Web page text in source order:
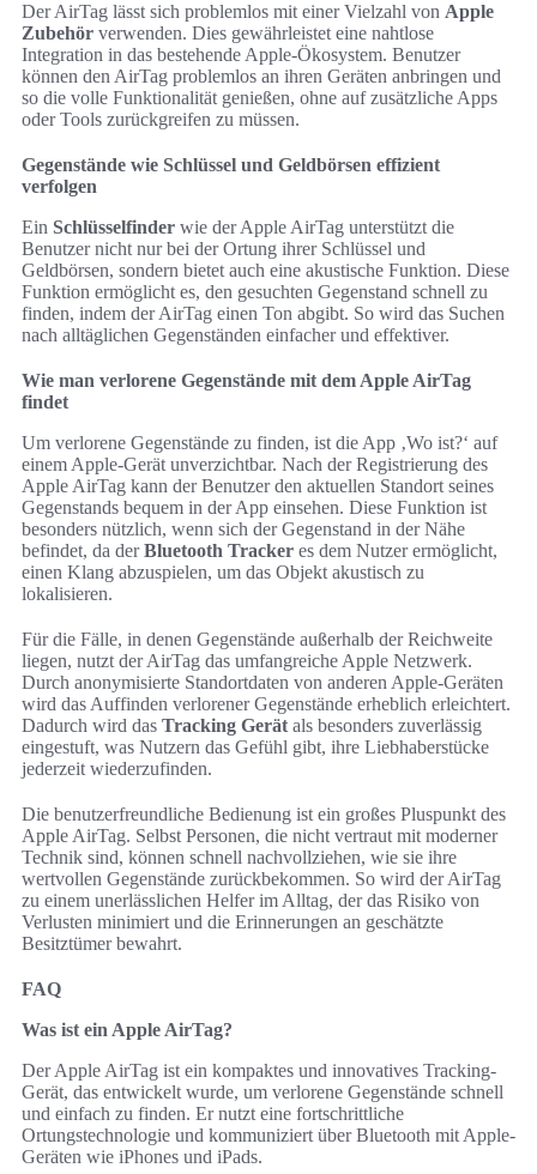
Der AirTag lässt sich problemlos mit einer Vielzahl von Apple
Zubehör verwenden. Dies gewährleistet eine nahtlose
Integration in das bestehende Apple-Ökosystem. Benutzer
können den AirTag problemlos an ihren Geräten anbringen und
so die volle Funktionalität genießen, ohne auf zusätzliche Apps
oder Tools zurückgreifen zu müssen.
Gegenstände wie Schlüssel und Geldbörsen effizient
verfolgen
Ein Schlüsselfinder wie der Apple AirTag unterstützt die
Benutzer nicht nur bei der Ortung ihrer Schlüssel und
Geldbörsen, sondern bietet auch eine akustische Funktion. Diese
Funktion ermöglicht es, den gesuchten Gegenstand schnell zu
finden, indem der AirTag einen Ton abgibt. So wird das Suchen
nach alltäglichen Gegenständen einfacher und effektiver.
Wie man verlorene Gegenstände mit dem Apple AirTag
findet
Um verlorene Gegenstände zu finden, ist die App ‚Wo ist?‘ auf
einem Apple-Gerät unverzichtbar. Nach der Registrierung des
Apple AirTag kann der Benutzer den aktuellen Standort seines
Gegenstands bequem in der App einsehen. Diese Funktion ist
besonders nützlich, wenn sich der Gegenstand in der Nähe
befindet, da derBluetooth Tracker es dem Nutzer ermöglicht,
einen Klang abzuspielen, um das Objekt akustisch zu
lokalisieren.
Für die Fälle, in denen Gegenstände außerhalb der Reichweite
liegen, nutzt der AirTag das umfangreiche Apple Netzwerk.
Durch anonymisierte Standortdaten von anderen Apple-Geräten
wird das Auffinden verlorener Gegenstände erheblich erleichtert.
Dadurch wird das Tracking Gerät als besonders zuverlässig
eingestuft, was Nutzern das Gefühl gibt, ihre Liebhaberstücke
jederzeit wiederzufinden.
Die benutzerfreundliche Bedienung ist ein großes Pluspunkt des
Apple AirTag. Selbst Personen, die nicht vertraut mit moderner
Technik sind, können schnell nachvollziehen, wie sie ihre
wertvollen Gegenstände zurückbekommen. So wird der AirTag
zu einem unerlässlichen Helfer im Alltag, der das Risiko von
Verlusten minimiert und die Erinnerungen an geschätzte
Besitztümer bewahrt.
FAQ
Was ist ein Apple AirTag?
Der Apple AirTag ist ein kompaktes und innovatives Tracking-
Gerät, das entwickelt wurde, um verlorene Gegenstände schnell
und einfach zu finden. Er nutzt eine fortschrittliche
Ortungstechnologie und kommuniziert über Bluetooth mit Apple-
Geräten wie iPhones und iPads.